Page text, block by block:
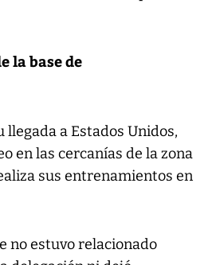
la base de
llegada a Estados Unidos,
en las cercanías de la zona
sus entrenamientos en
no estuvo relacionado